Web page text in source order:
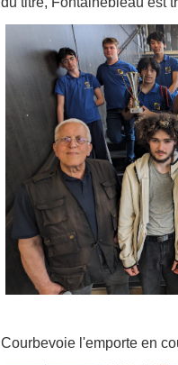
Courbevoie l'emporte en